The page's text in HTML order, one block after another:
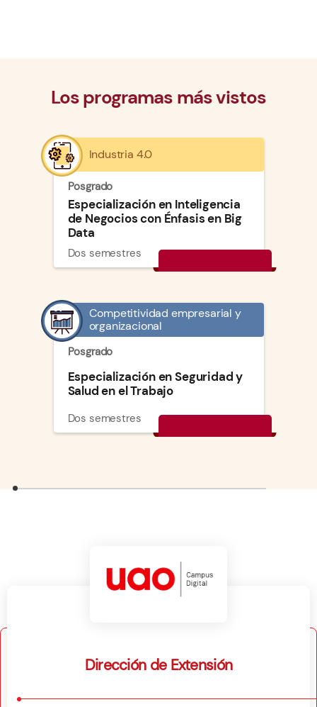
Los programas más vistos
Industria 4.0
Posgrado
Especialización en Inteligencia
de Negocios con Énfasis en Big
Data
Dos semestres
Competitividad empresarial y
organizacional
Posgrado
Especialización en Seguridad y
Salud en el Trabajo
Dos semestres
Dirección de Extensión